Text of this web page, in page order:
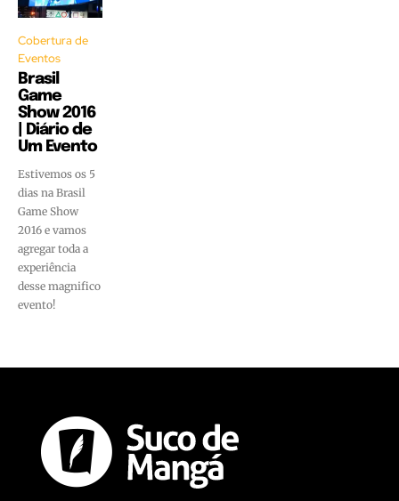
Cobertura de
Eventos
Brasil
Game
Show 2016
| Diário de
Um Evento
Estivemos os 5
dias na Brasil
Game Show
2016 e vamos
agregar toda a
experiência
desse magnifico
evento!